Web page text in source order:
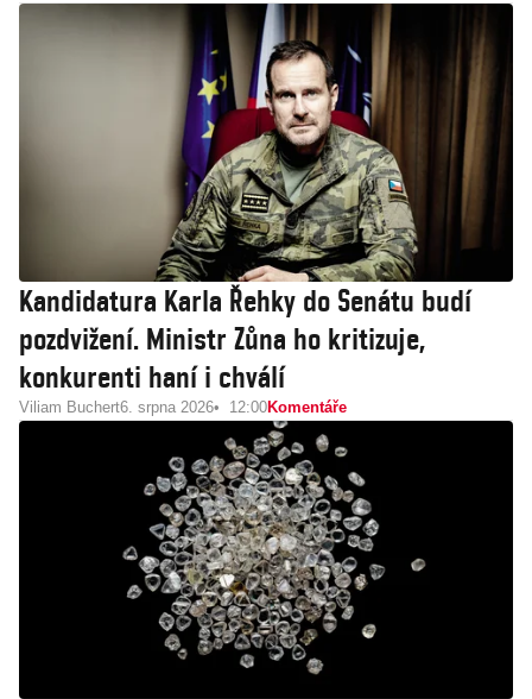
Kandidatura Karla Řehky do Senátu budí
pozdvižení. Ministr Zůna ho kritizuje,
konkurenti haní i chválí
Viliam Buchert6. srpna 2026 12:00Komentáře